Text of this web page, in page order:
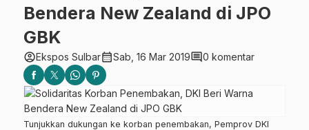
Bendera New Zealand di JPO
GBK
account_circleEkspos Sulbarcalendar_monthSab, 16 Mar 2019comment0 komentar
Tunjukkan dukungan ke korban penembakan, Pemprov DKI